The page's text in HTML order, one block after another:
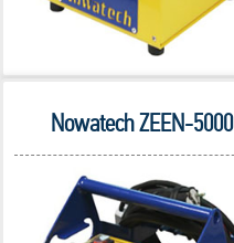
Nowatech ZEEN-5000